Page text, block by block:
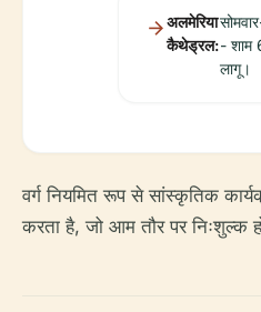
अलमेरिया
कैथेड्रल:- शाम
लागू।
वर्ग नियमित रूप से सांस्कृतिक
करता है, जो आम तौर पर निःशुल्क